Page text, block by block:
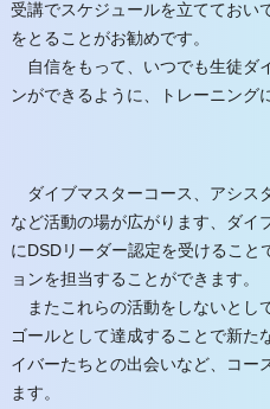
受講でスケジュールを立てておい
をとることがお勧めです。
自信をもって、いつでも生徒ダ
ンができるように、トレーニング
ダイブマスターコース、アシス
など活動の場が広がります、ダイ
にDSDリーダー認定を受けること
ョンを担当することができます。
またこれらの活動をしないとし
ゴールとして達成することで新た
イバーたちとの出会いなど、コー
ます。